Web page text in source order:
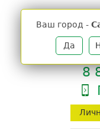
Ваш город -
Да
8